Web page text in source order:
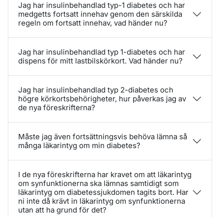
Jag har insulinbehandlad typ-1 diabetes och har
medgetts fortsatt innehav genom den särskilda
regeln om fortsatt innehav, vad händer nu?
Jag har insulinbehandlad typ 1-diabetes och har
dispens för mitt lastbilskörkort. Vad händer nu?
Jag har insulinbehandlad typ 2-diabetes och
högre körkortsbehörigheter, hur påverkas jag av
de nya föreskrifterna?
Måste jag även fortsättningsvis behöva lämna så
många läkarintyg om min diabetes?
I de nya föreskrifterna har kravet om att läkarintyg
om synfunktionerna ska lämnas samtidigt som
läkarintyg om diabetessjukdomen tagits bort. Har
ni inte då krävt in läkarintyg om synfunktionerna
utan att ha grund för det?